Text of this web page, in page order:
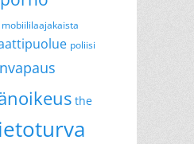
mobiililaajakaista
poliisi
the